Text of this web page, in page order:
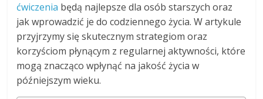
ćwiczenia będą najlepsze dla osób starszych oraz
jak wprowadzić je do codziennego życia. W artykule
przyjrzymy się skutecznym strategiom oraz
korzyściom płynącym z regularnej aktywności, które
mogą znacząco wpłynąć na jakość życia w
późniejszym wieku.